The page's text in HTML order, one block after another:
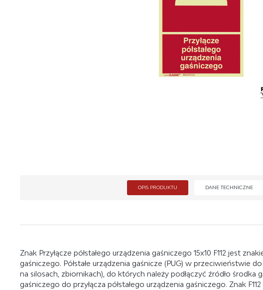
OPIS PRODUKTU DANE TECHNICZNE
Znak Przyłącze półstałego urządzenia gaśniczego 15x10 F112 jest
gaśniczego. Półstałe urządzenia gaśnicze (PUG) w przeciwieństwie
na silosach, zbiornikach), do których należy podłączyć źródło
gaśniczego do przyłącza półstałego urządzenia gaśniczego. Znak